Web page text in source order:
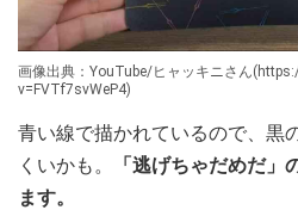
画像出典：YouTube/ヒャッキニさん
v=FVTf7svWeP4)
青い線で描かれているので、黒
くいかも。
「逃げちゃだめだ
ます。